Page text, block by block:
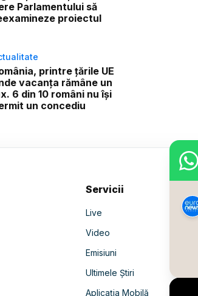
Parlamentului să
proiectul
printre țările UE
vacanța rămâne un
6 din 10 români nu își
un concediu
Servicii
Live
Video
Emisiuni
Ultimele Știri
Aplicația Mobilă